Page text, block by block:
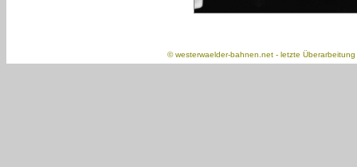
©westerwaelder-bahnen.net - letzte